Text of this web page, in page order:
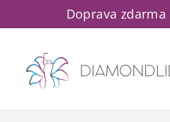
Doprava zdarma